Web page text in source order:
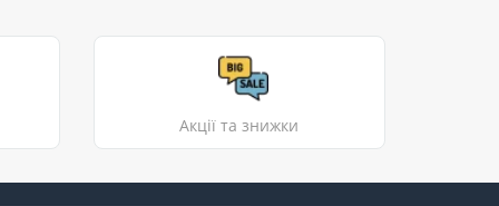
Акції та знижки